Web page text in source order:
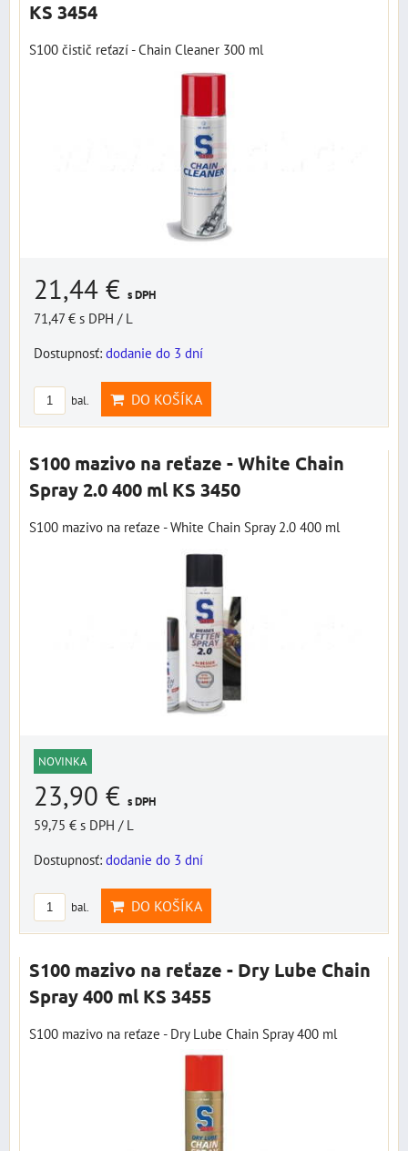
KS 3454
S100 čistič reťazí - Chain Cleaner 300 ml
21,44 € s DPH
71,47 € s DPH / L
Dostupnosť: dodanie do 3 dní
bal. DO KOŠÍKA
S100 mazivo na reťaze - White Chain
Spray 2.0 400 ml KS 3450
S100 mazivo na reťaze - White Chain Spray 2.0 400 ml
NOVINKA
23,90 € s DPH
59,75 € s DPH / L
Dostupnosť: dodanie do 3 dní
bal. DO KOŠÍKA
S100 mazivo na reťaze - Dry Lube Chain
Spray 400 ml KS 3455
S100 mazivo na reťaze - Dry Lube Chain Spray 400 ml